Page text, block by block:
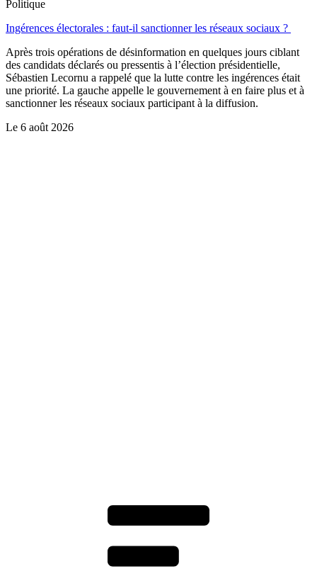
Politique
Ingérences électorales : faut-il sanctionner les réseaux sociaux ?
Après trois opérations de désinformation en quelques jours ciblant
des candidats déclarés ou pressentis à l’élection présidentielle,
Sébastien Lecornu a rappelé que la lutte contre les ingérences était
une priorité. La gauche appelle le gouvernement à en faire plus et à
sanctionner les réseaux sociaux participant à la diffusion.
Le 6 août 2026